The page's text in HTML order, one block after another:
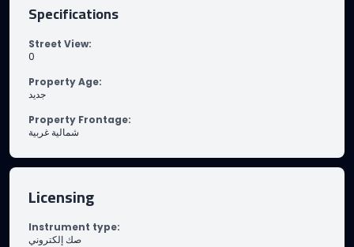
Specifications
Street View:
0
Property Age:
جديد
Property Frontage:
شمالية غربية
Licensing
Instrument type:
صك إلكتروني